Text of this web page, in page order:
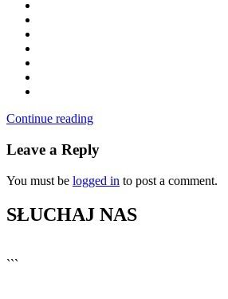
Continue reading
Leave a Reply
You must be logged in to post a comment.
SŁUCHAJ NAS
```